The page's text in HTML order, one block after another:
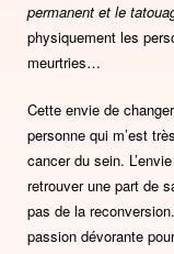
permanent et le
physiquement les
meurtries…
Cette envie de
personne qui m’est
cancer du sein.
retrouver une part de
pas de la reconversion.
passion dévorante